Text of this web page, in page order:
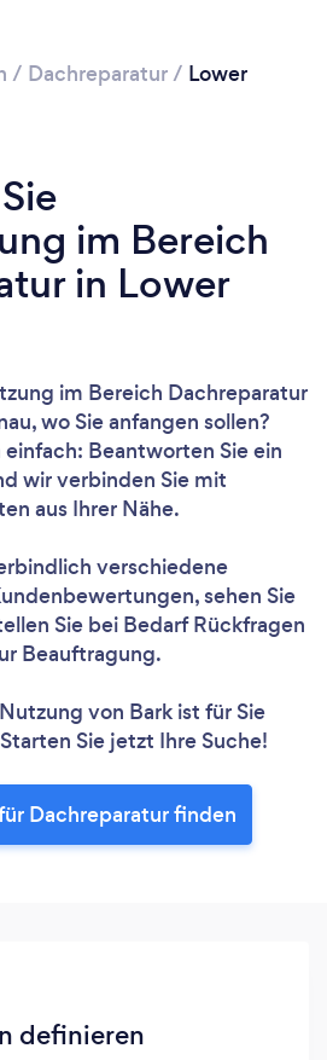
/ Dachreparatur/ Lower
im Bereich
in Lower
im Bereich Dachreparatur
wo Sie anfangen sollen?
Beantworten Sie ein
wir verbinden Sie mit
aus Ihrer Nähe.
verschiedene
sehen Sie
Sie bei Bedarf Rückfragen
Beauftragung.
von Bark ist für Sie
Sie jetzt Ihre Suche!
Dachreparatur finden
definieren